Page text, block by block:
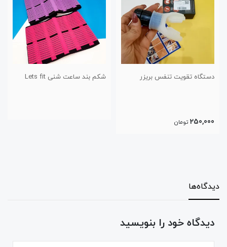
شکم بند ساعت شنی Lets fit
کفش پیاده روی و راحتی طرح
دیدگاه‌ها
دیدگاه خود را بنویسید